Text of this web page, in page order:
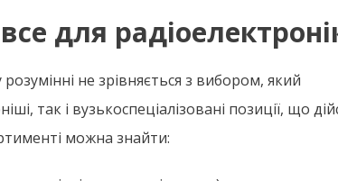
для
не зрівняється з вибором, який
так і вузькоспеціалізовані позиції, що
можна знайти: